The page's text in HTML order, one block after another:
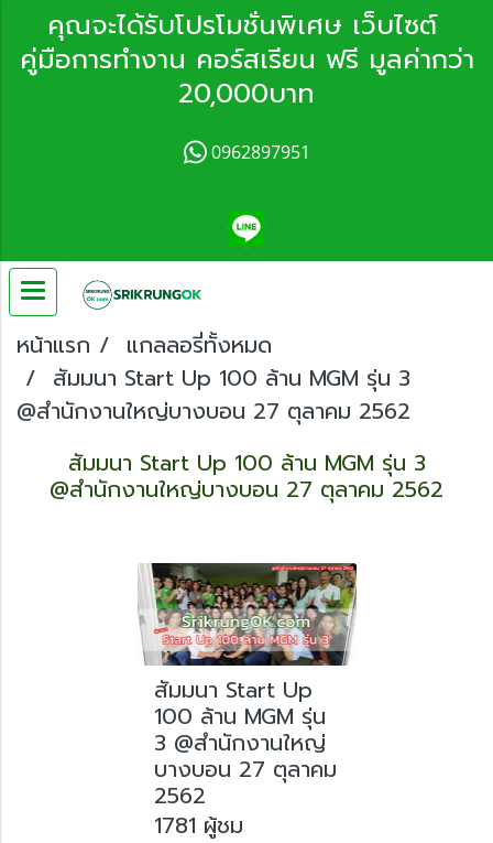
คุณจะได้รับโปรโมชั่นพิเศษ เว็บไซต์
คู่มือการทำงาน คอร์สเรียน ฟรี มูลค่ากว่า
20,000บาท
0962897951
หน้าแรก
แกลลอรี่ทั้งหมด
สัมมนา Start Up 100 ล้าน MGM รุ่น 3
@สำนักงานใหญ่บางบอน 27 ตุลาคม 2562
สัมมนา Start Up 100 ล้าน MGM รุ่น 3
@สำนักงานใหญ่บางบอน 27 ตุลาคม 2562
สัมมนา Start Up
100 ล้าน MGM รุ่น
3 @สำนักงานใหญ่
บางบอน 27 ตุลาคม
2562
1781 ผู้ชม